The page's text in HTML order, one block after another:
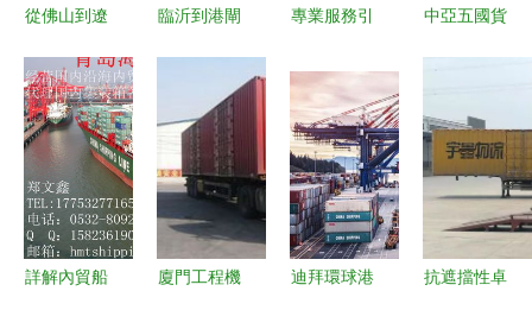
從佛山到遼
流企業如何
打通南北貨
物運輸通
道？
臨沂到港閘
公司 國內
貨物運輸代
理的專業之
選
專業服務引
——探訪上
海慧佳貨物
運輸代理
中亞五國貨
代理的全景
解析
詳解內貿船
廈門工程機
迪拜環球港
抗遮擋性卓